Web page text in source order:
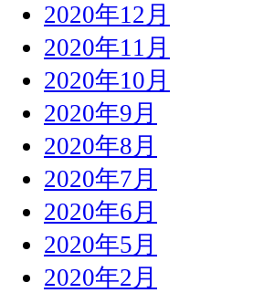
2020年12月
2020年11月
2020年10月
2020年9月
2020年8月
2020年7月
2020年6月
2020年5月
2020年2月